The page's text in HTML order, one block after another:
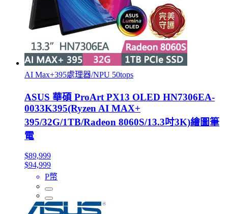
AI Max+395處理器/NPU 50tops
ASUS 華碩 ProArt PX13 OLED HN7306EA-
0033K395(Ryzen AI MAX+
395/32G/1TB/Radeon 8060S/13.3吋3K)繪圖筆
電
$89,999
$94,999
P幣